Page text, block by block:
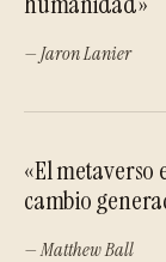
— Jaron Lanier
«El metaverso
cambio
— Matthew Ball